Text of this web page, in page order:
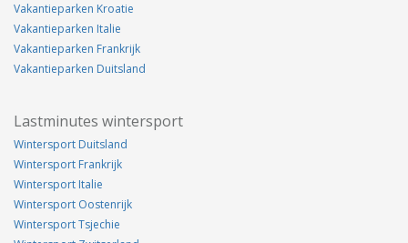
Vakantieparken Kroatie
Vakantieparken Italie
Vakantieparken Frankrijk
Vakantieparken Duitsland
Lastminutes wintersport
Wintersport Duitsland
Wintersport Frankrijk
Wintersport Italie
Wintersport Oostenrijk
Wintersport Tsjechie